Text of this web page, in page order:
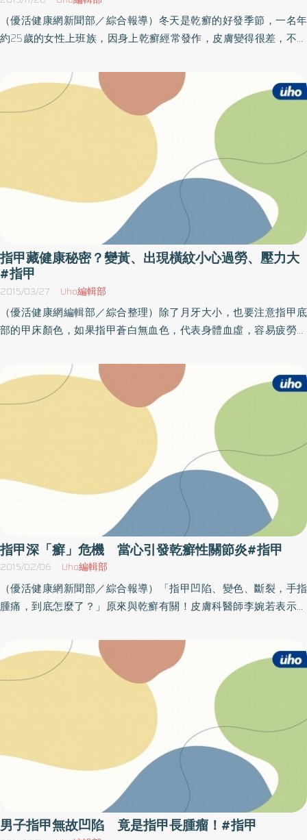
（優活健康網新聞部／綜合報導）冬天是乾癬的好發季節，一名年
約25歲的女性上班族，因身上乾癬經常發作，皮膚變得很差，不但
了癬，甚至伴隨膝蓋關節疼痛，經就醫才知道原來是罹患了乾癬性
關節炎。中國醫藥大學附設醫院免疫風濕科黃柏豪醫師說明，根據
研究指出，約有7-35％左右的乾癬患者會轉變為乾癬性關節炎，這
類族群發病是從指甲、頭皮開始。門診就有患者曾因指甲出現如出
現凹洞、不規則、斷裂、剝離、變色等類似灰指甲現象，跑錯科求
診，不但延誤就診時機，還導致關節出現變形。生物製劑抑制發炎
因子 降低乾癬性關節炎發生率乾癬不只屬於皮膚的疾病，更屬全身
性的免疫疾病。根據最新研究指出，有5成的乾癬性關節炎患者容易
合併有心血管疾病、新陳代謝疾病（如糖尿病、血脂異常）、肥
胖、脂肪肝、眼睛病變、克隆氏症、憂鬱及焦慮等症狀，因此，治
療上必須特別留意。黃柏豪醫師表示，輕度的乾癬患者（皮膚發炎
小於10%），臨床上可給予保濕型或類固醇、維他命A等外敷藥物；
對於嚴重型的患者，則將視患者狀況給予免疫調節性藥物，他補充
道：「若使用皮膚藥物及免疫調節藥物都無法控制時，就必須使用
生物製劑，以抑制發炎因子。」有國外文獻指出，使用生物製劑可
降低皮膚的發炎症狀，若一開始只有皮膚問題，也能降低乾癬性關
可降低乾癬患者發生心血管疾病的機率，也能改善皮膚的乾癬症
狀。黃柏豪醫師舉上述25歲女性上班族為例，經過使用兩週施打一
劑且治療一個月後，該名女性的皮膚症狀已經改善許多。健保給付
生物製劑延長至2年 乾癬患者一大福音以往生物製劑的費用高昂，對
長期使用的患者而言負擔較大。自今年4月起，健保署將生物製劑的
給付期限從原本的6個月延長至2年，降低了患者的經濟負擔。黃柏
豪醫師提醒，乾癬性關節炎對關節的破壞性不亞於類風濕性關節
炎，一旦發生變形就很難回復，因此，若有乾癬症狀且又有莫名關
節痛的患者，應及早至風濕免疫科求診；此外，飲食上也應採清
淡、少油炸，多運動並維持正常作息、不熬夜，更要嚴格戒酒戒
菸；同時，進入冬天好發期時，更要做好平日的保濕工作。最重要
的是，千萬不要誤以為皮膚狀況好轉就擅自停藥，以免病情加劇
後，更難治療。
指甲藏健康秘密？變黃、出現橫紋小心過勞、壓力大
#指甲
2015/03/27 Uho編輯部
（優活健康網編輯部／綜合整理）除了月牙大小，也要注意指甲底
部的甲床顏色，如果指甲蒼白無血色，代表身體血虛，容易疲勞；
度透支。中醫所謂「肝木旺克脾土」，因熬夜引起的陰虛火旺，會
進一步影響脾陽的運化，在身體新陳代謝受影響的狀況下，便使得
指甲變黃甚至發青，此時就進入「氣滯血瘀」的階段了。指甲表面
是否光滑，也代表身體是否健康，如果指甲上出現一個一個的白
點，在小孩身上，代表飲食不正常或缺乏鈣質，在成人身上，則代
表慢性疲勞；如果白點過多，甚至整個甲床顏色均出現玻璃樣、霧
霧的情況時，要小心是脂肪肝甚至肝硬化的前兆！如果指甲出現明
顯的直條紋路，縱紋明顯增加，而且摸起來凹凸不平時，代表身體
出現老化的現象；如果出現像洗衣板一樣的橫向條紋，則可能是因
為手術或是重大疾病造成，也可能是過度疲勞、營養缺乏、過度緊
繃等生活型態所導致。所以經常觀察自己的指甲，並適時的調整生
活作息及舒壓，才能夠避免身體發生更不好的變化。（本文摘自／
揉揉手的驚人療效／商周出版）
指甲深「癬」危機 當心引發乾癬性關節炎#指甲
2015/02/06 Uho編輯部
（優活健康網新聞部／綜合報導）「指甲凹陷、變色、斷裂，手指
腫痛，到底怎麼了？」原來與乾癬有關！皮膚科醫師李婉若表示，
但其實灰指甲是屬於黴菌感染，指甲會明顯增厚；而乾癬的指甲症
狀則會變黃、出現小凹洞，嚴重時甚至會引發乾癬性關節炎！指
甲、頭皮有乾癬 為乾癬性關節炎高危險群乾癬性關節炎潛在徵兆
常顯現於皮膚、關節及指甲，且要特別留意指甲會出現凹陷、指甲
下方增厚、指甲變色、混濁、甲床剝離等。根據臨床統計，約有
85%的乾癬病患，當有指甲症狀出現時，就可能是乾癬性關節炎的
高風險性族群，李醫師提醒「由於患者多數先有乾癬，平均10年後
可能引發乾癬性關節炎；而關節破壞是不可逆的症狀，一但毀壞就
不能恢復，不可不慎！」李婉若醫師表示，近來診間常聽到患者
說，早上起床是一天最糟的時候，常感到關節僵硬，做任何動作都
需要暖身幾分鐘，之後才能順利活動。乾癬性關節炎在天氣冷時容
男子指甲無故凹陷 竟是指甲長腫瘤！#指甲